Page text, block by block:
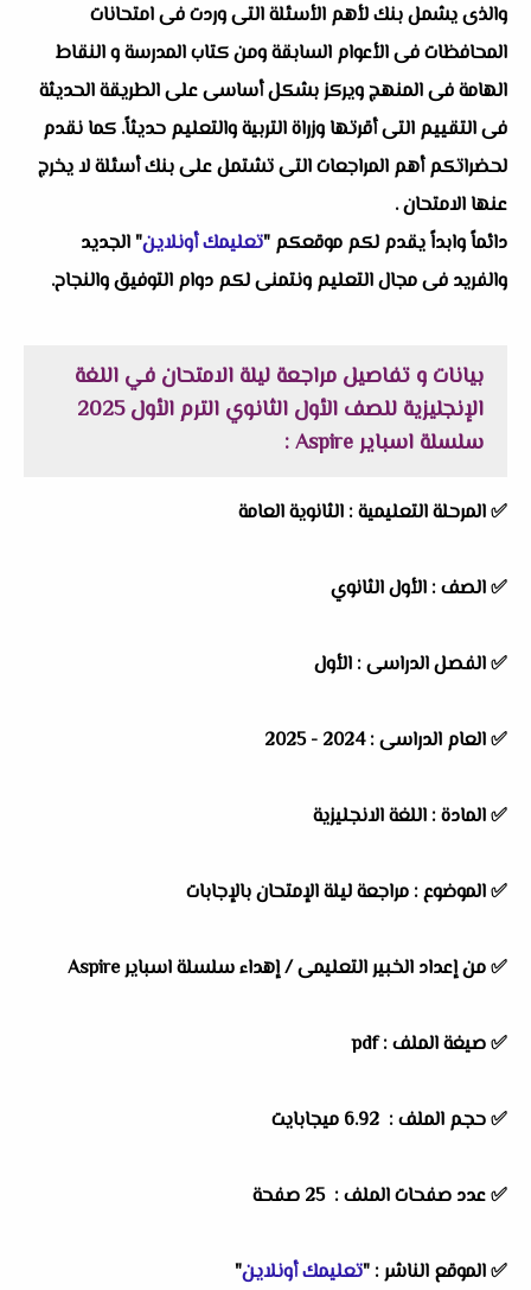
والذى يشمل بنك لأهم الأسئلة التى وردت فى امتحانات
المحافظات فى الأعوام السابقة ومن كتاب المدرسة و النقاط
الهامة فى المنهج ويركز بشكل أساسى على الطريقة الحديثة
فى التقييم التى أقرتها وزراة التربية والتعليم حديثاً. كما نقدم
لحضراتكم أهم المراجعات التى تشتمل على بنك أسئلة لا يخرج
عنها الامتحان .
دائماً وابداً يقدم لكم موقعكم "تعليمك أونلاين" الجديد
والفريد فى مجال التعليم ونتمنى لكم دوام التوفيق والنجاح.
بيانات و تفاصيل مراجعة ليلة الامتحان في اللغة
الإنجليزية للصف الأول الثانوي الترم الأول 2025
سلسلة اسباير Aspire :
✅ المرحلة التعليمية : الثانوية العامة
✅ الصف : الأول الثانوي
✅ الفصل الدراسى : الأول
✅ العام الدراسى : 2024 - 2025
✅ المادة : اللغة الانجليزية
✅ الموضوع : مراجعة ليلة الإمتحان بالإجابات
✅ من إعداد الخبير التعليمى /إهداء سلسلة اسباير Aspire
✅ صيغة الملف : pdf
✅ حجم الملف : 6.92 ميجابايت
✅ عدد صفحات الملف : 25 صفحة
✅ الموقع الناشر : "تعليمك أونلاين"